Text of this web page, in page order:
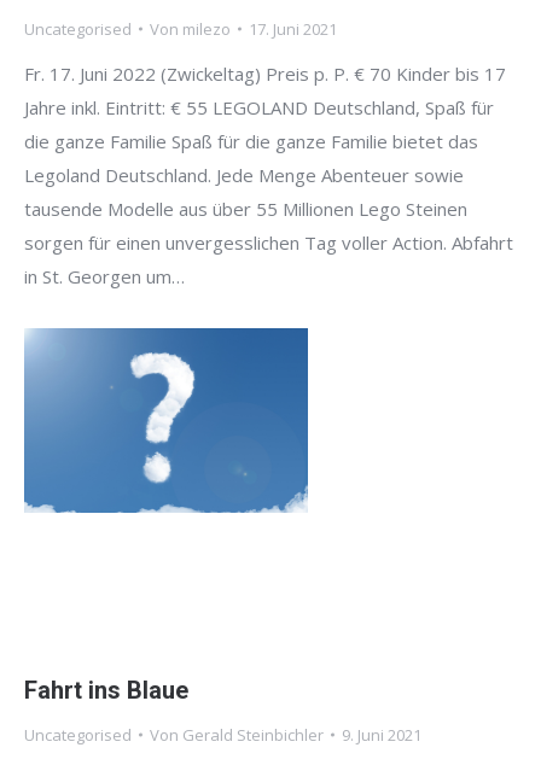
Uncategorised Von milezo 17. Juni 2021
Fr. 17. Juni 2022 (Zwickeltag) Preis p. P. € 70 Kinder bis 17
Jahre inkl. Eintritt: € 55 LEGOLAND Deutschland, Spaß für
die ganze Familie Spaß für die ganze Familie bietet das
Legoland Deutschland. Jede Menge Abenteuer sowie
tausende Modelle aus über 55 Millionen Lego Steinen
sorgen für einen unvergesslichen Tag voller Action. Abfahrt
in St. Georgen um…
Fahrt ins Blaue
Uncategorised Von Gerald Steinbichler 9. Juni 2021